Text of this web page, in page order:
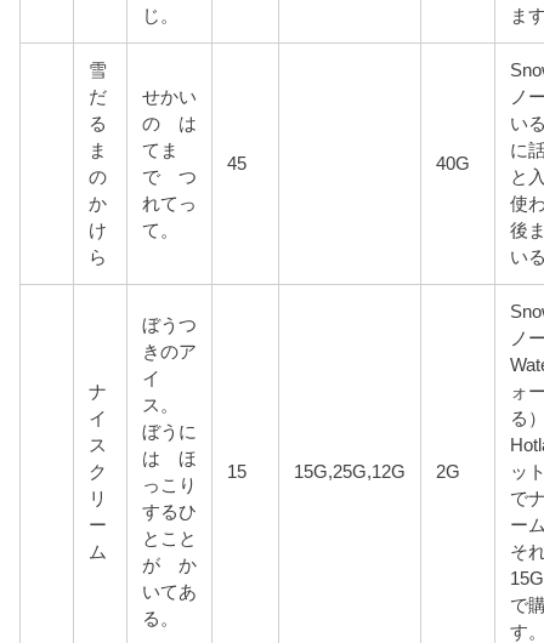
じ。
ま
雪
だ
る
ま
の
か
け
ら
せかい
の は
てま
で つ
れてっ
て。
45 40G
ノ
い
に
と
使
後
い
ナ
イ
ス
ク
リ
ー
ム
ぼうつ
きのア
イ
ス。
ぼうに
は ほ
っこり
するひ
とこと
が か
いてあ
る。
15 15G,25G,12G 2G
ノ
ォ
る
ッ
で
ー
そ
で
す